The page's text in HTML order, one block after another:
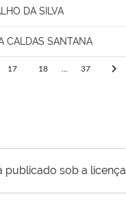
DA SILVA
CALDAS SANTANA
17 18 37
publicado sob a licença